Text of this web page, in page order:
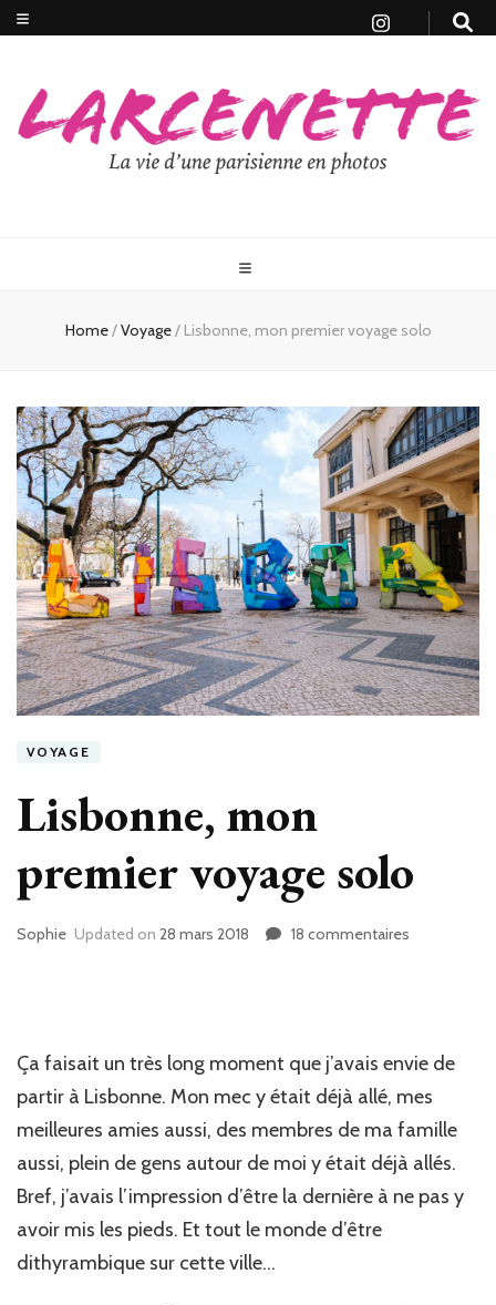
Home/Voyage/ Lisbonne, mon premier voyage solo
VOYAGE
Lisbonne, mon
premier voyage solo
Sophie Updated on 28 mars 2018 18 commentaires
Ça faisait un très long moment que j’avais envie de
partir à Lisbonne. Mon mec y était déjà allé, mes
meilleures amies aussi, des membres de ma famille
aussi, plein de gens autour de moi y était déjà allés.
Bref, j’avais l’impression d’être la dernière à ne pas y
avoir mis les pieds. Et tout le monde d’être
dithyrambique sur cette ville…